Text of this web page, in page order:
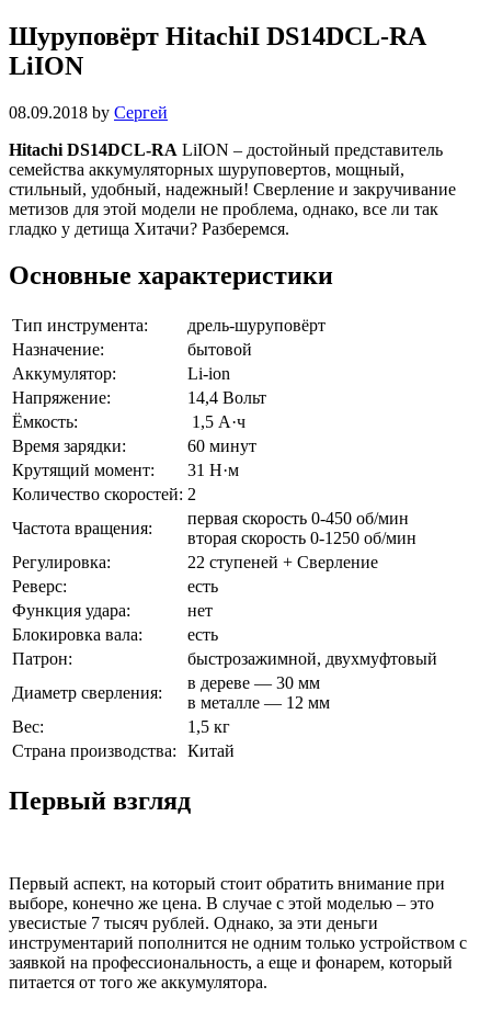
Шуруповёрт HitachiI DS14DCL-RA
LiION
08.09.2018 by Сергей
Hitachi DS14DCL-RA LiION – достойный представитель
семейства аккумуляторных шуруповертов, мощный,
стильный, удобный, надежный! Сверление и закручивание
метизов для этой модели не проблема, однако, все ли так
гладко у детища Хитачи? Разберемся.
Основные характеристики
Тип инструмента:
дрель-шуруповёрт
Назначение:
бытовой
Аккумулятор:
Li-ion
Напряжение:
14,4 Вольт
Ёмкость:
1,5 А·ч
Время зарядки:
60 минут
Крутящий момент:
31 Н·м
Количество скоростей: 2
Частота вращения:
первая скорость 0-450 об/мин
вторая скорость 0-1250 об/мин
Регулировка:
22 ступеней + Сверление
Реверс:
есть
Функция удара:
нет
Блокировка вала:
есть
Патрон:
быстрозажимной, двухмуфтовый
Диаметр сверления:
в дереве — 30 мм
в металле — 12 мм
Вес:
1,5 кг
Страна производства:
Китай
Первый взгляд
Первый аспект, на который стоит обратить внимание при
выборе, конечно же цена. В случае с этой моделью – это
увесистые 7 тысяч рублей. Однако, за эти деньги
инструментарий пополнится не одним только устройством с
заявкой на профессиональность, а еще и фонарем, который
питается от того же аккумулятора.